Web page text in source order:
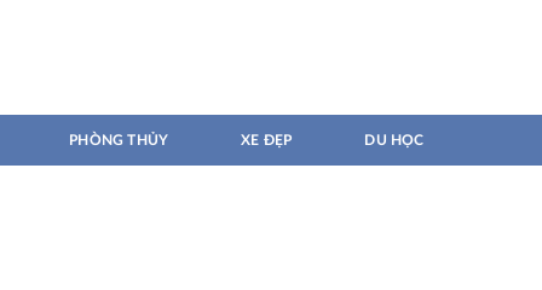
PHÒNG THỦY XE ĐẸP DU HỌC